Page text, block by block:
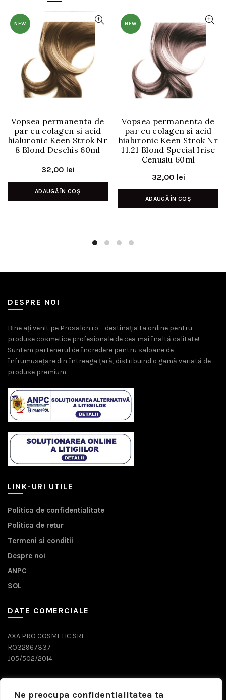
Ne preocupa confidentialitatea ta
NEW
Vopsea permanenta de
par cu colagen si acid
hialuronic Keen Strok Nr
8 Blond Deschis 60ml
32,00 lei
ADAUGĂ ÎN COȘ
NEW
Vopsea permanenta de
par cu colagen si acid
hialuronic Keen Strok Nr
11.21 Blond Special Irise
Cenusiu 60ml
32,00 lei
ADAUGĂ ÎN COȘ
DESPRE NOI
Bine ați venit pe Prosalon.ro – destinația ta online pentru
produse cosmetice profesionale de cea mai înaltă calitate!
Suntem partenerul de încredere pentru saloane de
înfrumusețare din întreaga țară, distribuind o gamă variată de
produse premium.
LINK-URI UTILE
Politica de confidentialitate
Politica de retur
Termeni si conditii
Despre noi
ANPC
SOL
DATE COMERCIALE
AXA PRO COSMETIC SRL
RO32967337
J05/502/2014